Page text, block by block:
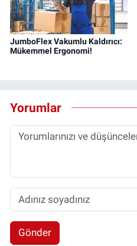
JumboFlex Vakumlu Kaldırıcı:
Mükemmel Ergonomi!
Yorumlar
Gönder